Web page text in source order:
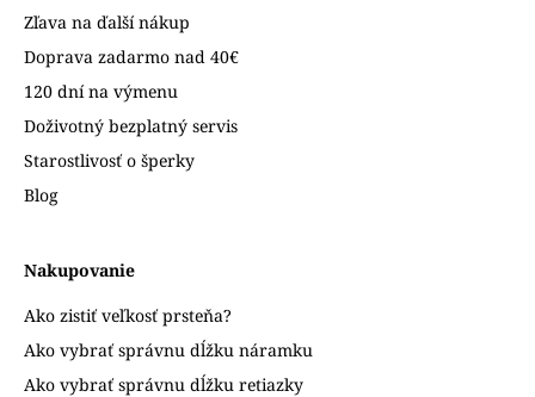
Zľava na ďalší nákup
Doprava zadarmo nad 40€
120 dní na výmenu
Doživotný bezplatný servis
Starostlivosť o šperky
Blog
Nakupovanie
Ako zistiť veľkosť prsteňa?
Ako vybrať správnu dĺžku náramku
Ako vybrať správnu dĺžku retiazky